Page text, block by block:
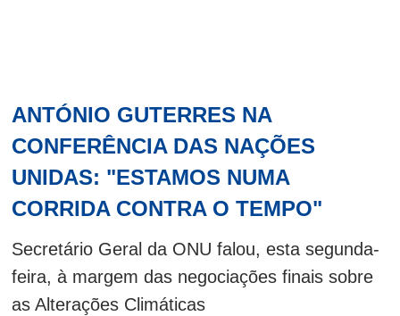
ANTÓNIO GUTERRES NA
CONFERÊNCIA DAS NAÇÕES
UNIDAS: "ESTAMOS NUMA
CORRIDA CONTRA O TEMPO"
Secretário Geral da ONU falou, esta segunda-
feira, à margem das negociações finais sobre
as Alterações Climáticas